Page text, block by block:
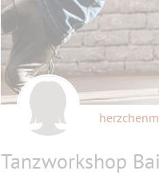
Tanzworkshop